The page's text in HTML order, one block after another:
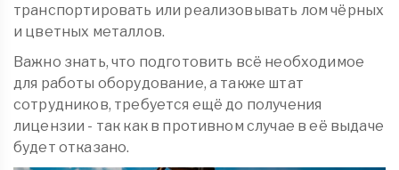
транспортировать или реализовывать лом чёрных
и цветных металлов.
Важно знать, что подготовить всё необходимое
для работы оборудование, а также штат
сотрудников, требуется ещё до получения
лицензии - так как в противном случае в её выдаче
будет отказано.